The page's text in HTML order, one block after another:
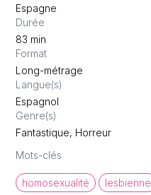
Espagne
Durée
83 min
Format
Long-métrage
Langue(s)
Espagnol
Genre(s)
Fantastique, Horreur
Mots-clés
homosexualité lesbienne